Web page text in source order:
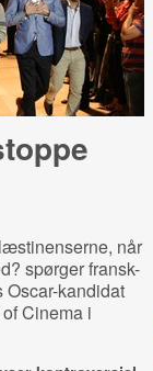
når
spørger fransk-
kandidat
Cinema i